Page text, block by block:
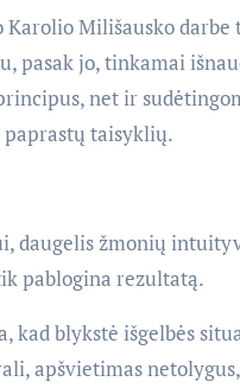
Milišausko
pasak jo, tinkamai
net ir
taisyklių.
daugelis žmonių
pablogina rezultatą.
kad blykstė išgelbės
apšvietimas